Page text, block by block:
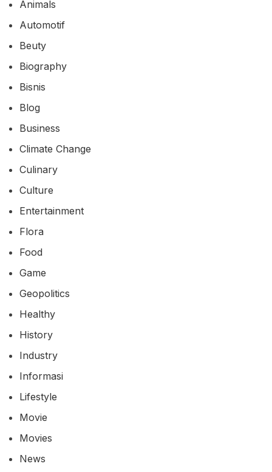
Animals
Automotif
Beuty
Biography
Bisnis
Blog
Business
Climate Change
Culinary
Culture
Entertainment
Flora
Food
Game
Geopolitics
Healthy
History
Industry
Informasi
Lifestyle
Movie
Movies
News